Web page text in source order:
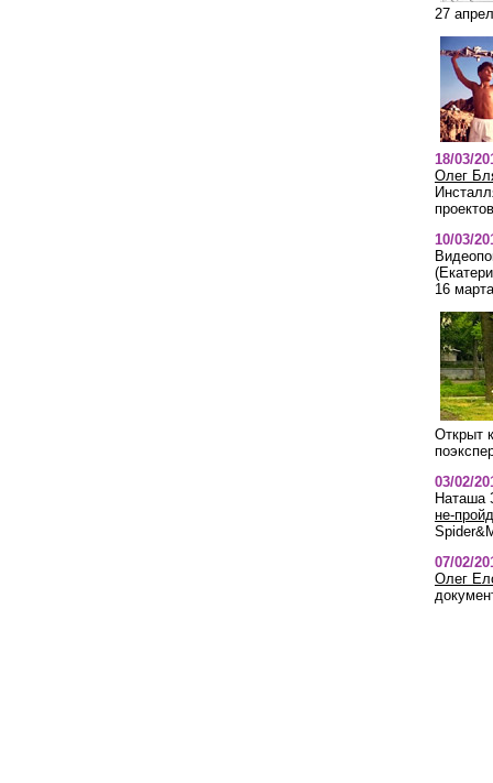
27
18/03/
Олег
10/03/
16
Открыт
03/02/
Наташа
не-
07/02/
Олег